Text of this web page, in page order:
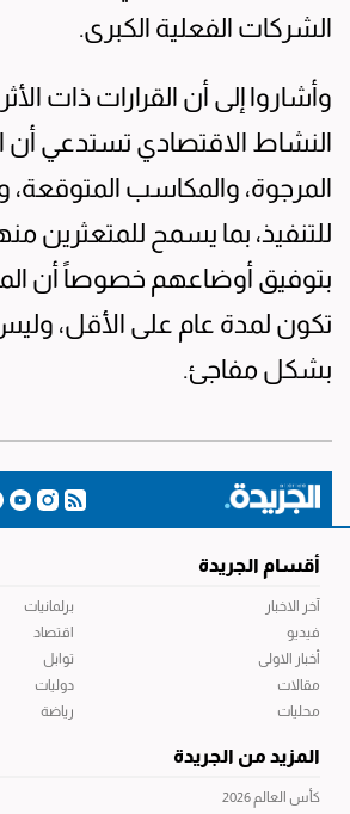
الشركات الفعلية الكبرى.
وأشاروا إلى أن القرارات ذات
النشاط الاقتصادي تستدعي أن
المرجوة، والمكاسب المتوقعة،
للتنفيذ، بما يسمح للمتعثرين
بتوفيق أوضاعهم خصوصاً أن
تكون لمدة عام على الأقل،
بشكل مفاجئ.
أقسام الجريدة
آخر الاخبار
فيديو
أخبار الاولى
مقالات
محليات
برلمانيات
اقتصاد
توابل
دوليات
رياضة
المزيد من الجريدة
كأس العالم 2026